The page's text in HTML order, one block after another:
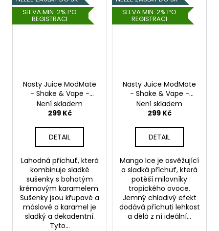
SLEVA MIN. 2% PO
REGISTRACI
Nasty Juice ModMate
- Shake & Vape -
Caramel Cream
Cookies - 20ml
Není skladem
299 Kč
DETAIL
Lahodná příchuť, která
kombinuje sladké
sušenky s bohatým
krémovým karamelem.
Sušenky jsou křupavé a
máslové a karamel je
sladký a dekadentní.
Tyto...
SLEVA MIN. 2% PO
REGISTRACI
Nasty Juice ModMate
- Shake & Vape -
Mango ICE - 20ml
Není skladem
299 Kč
DETAIL
Mango Ice je osvěžující
a sladká příchuť, která
potěší milovníky
tropického ovoce.
Jemný chladivý efekt
dodává příchuti lehkost
a dělá z ní ideální...